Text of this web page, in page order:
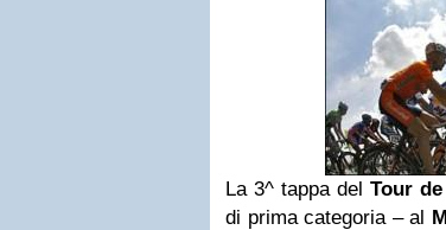
La 3^ tappa del Tour
di prima categoria – al